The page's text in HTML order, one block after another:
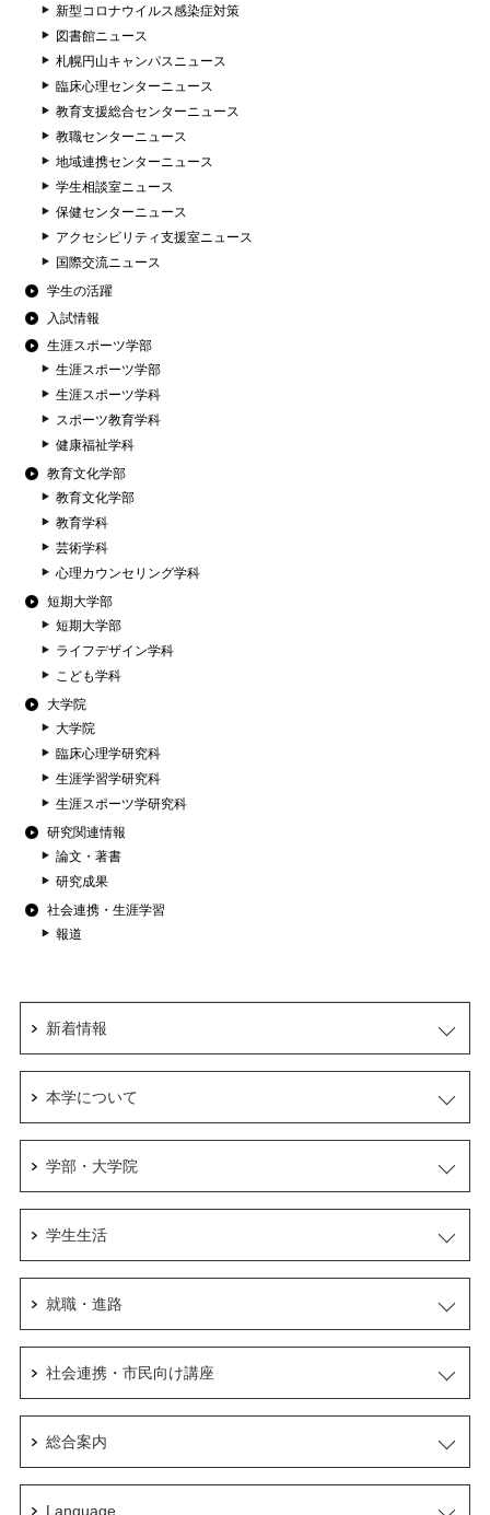
新型コロナウイルス感染症対策
図書館ニュース
札幌円山キャンパスニュース
臨床心理センターニュース
教育支援総合センターニュース
教職センターニュース
地域連携センターニュース
学生相談室ニュース
保健センターニュース
アクセシビリティ支援室ニュース
国際交流ニュース
学生の活躍
入試情報
生涯スポーツ学部
生涯スポーツ学部
生涯スポーツ学科
スポーツ教育学科
健康福祉学科
教育文化学部
教育文化学部
教育学科
芸術学科
心理カウンセリング学科
短期大学部
短期大学部
ライフデザイン学科
こども学科
大学院
大学院
臨床心理学研究科
生涯学習学研究科
生涯スポーツ学研究科
研究関連情報
論文・著書
研究成果
社会連携・生涯学習
報道
新着情報
本学について
学部・大学院
学生生活
就職・進路
社会連携・市民向け講座
総合案内
Language